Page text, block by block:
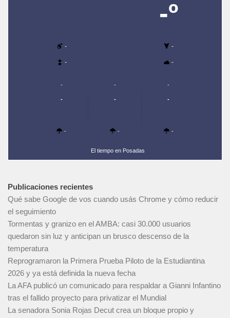
-º
- -
- -
-
-
-
-
-
-
-
-
-
El tiempo en Posadas
Publicaciones recientes
Qué sabe Google de vos cuando usás Chrome y cómo reducir
el seguimiento
Tormentas y granizo en el AMBA: casi 30.000 usuarios
quedaron sin luz y anticipan un brusco descenso de la
temperatura
Reprogramaron la Primera Prueba Piloto de la Estudiantina
2026 y ya está definida la nueva fecha
La AFA publicó un comunicado para respaldar a Gianni Infantino
tras el fallido proyecto para privatizar el Mundial
La senadora Sonia Rojas Decut crea un bloque propio y